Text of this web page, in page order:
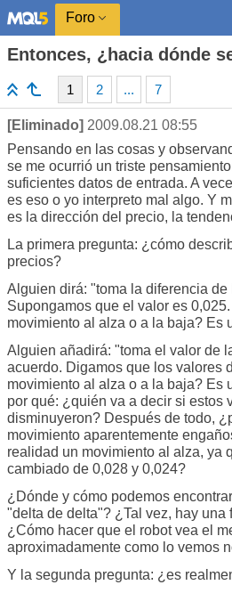
Foro
Entonces, ¿hacia dónde
1 2 ... 7
[Eliminado] 2009.08.21 08:55
Pensando en las cosas y
se me ocurrió un triste
suficientes datos de entrada. A
es eso o yo interpreto mal algo. Y
es la dirección del precio, la
La primera pregunta: ¿cómo
precios?
Alguien dirá: "toma la diferencia
Supongamos que el valor es
movimiento al alza o a la baja? Es
Alguien añadirá: "toma el valor de
acuerdo. Digamos que los valores
movimiento al alza o a la baja? Es
por qué: ¿quién va a decir si estos
disminuyeron? Después de todo,
movimiento aparentemente
realidad un movimiento al alza, ya
cambiado de 0,028 y 0,024?
¿Dónde y cómo podemos
"delta de delta"? ¿Tal vez, hay una
¿Cómo hacer que el robot vea el
aproximadamente como lo vemos
Y la segunda pregunta: ¿es